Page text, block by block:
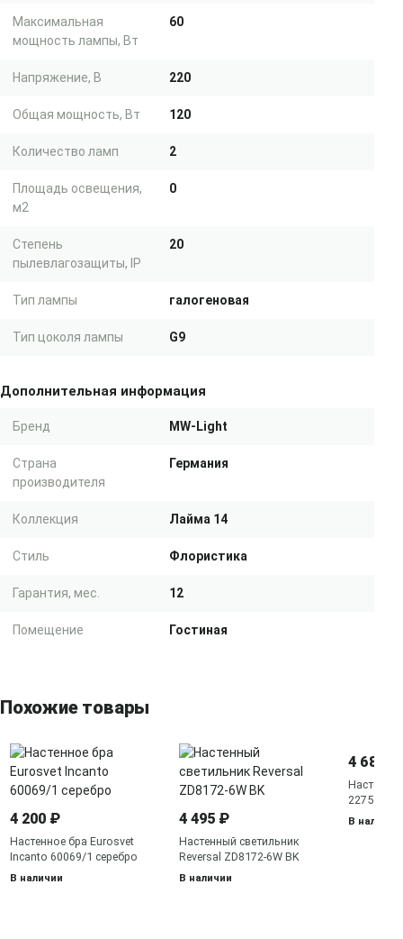
Максимальная
мощность лампы, Вт
60
Напряжение, В 220
Общая мощность, Вт 120
Количество ламп 2
Площадь освещения,
м2
0
Степень
пылевлагозащиты, IP
20
Тип лампы галогеновая
Тип цоколя лампы G9
Дополнительная информация
Бренд MW-Light
Страна
производителя
Германия
Коллекция Лайма 14
Стиль Флористика
Гарантия, мес. 12
Помещение Гостиная
Похожие товары
4 200 ₽
Настенное бра Eurosvet
Incanto 60069/1 серебро
В наличии
4 495 ₽
Настенный светильник
Reversal ZD8172-6W BK
В наличии
4 680 ₽
2275
бронза
В наличии